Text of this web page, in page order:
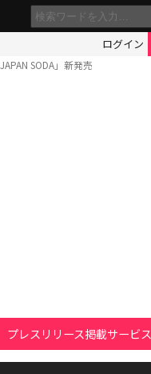
ログイン
SODA」新発売
プレスリリース掲載サービス